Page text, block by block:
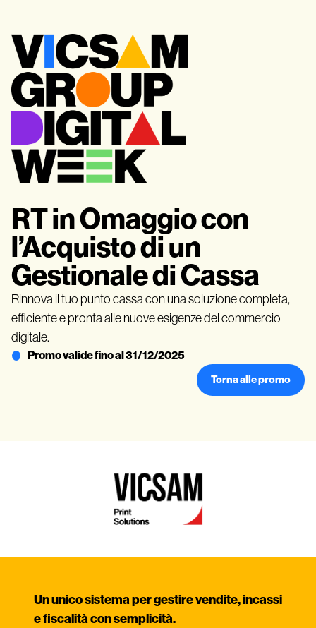
RT in Omaggio con
l’Acquisto di un
Gestionale di Cassa
Rinnova il tuo punto cassa con una soluzione completa,
efficiente e pronta alle nuove esigenze del commercio
digitale.
Promo valide fino al 31/12/2025
Torna alle promo
Un unico sistema per gestire vendite, incassi
e fiscalità con semplicità.